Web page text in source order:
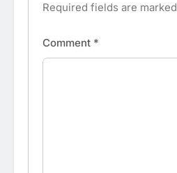
Required fields are marked
Comment *